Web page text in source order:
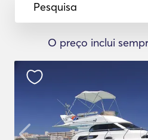
Pesquisa
O preço inclui